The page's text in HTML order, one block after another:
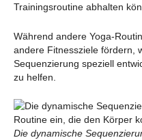
Trainingsroutine abhalten
Während andere Yoga-
andere Fitnessziele fördern,
Sequenzierung speziell
zu helfen.
Die dynamische